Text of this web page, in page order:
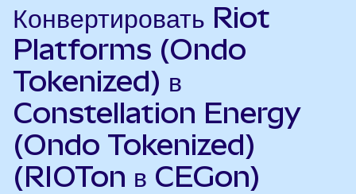
Конвертировать Riot
Platforms (Ondo
Tokenized) в
Constellation Energy
(Ondo Tokenized)
(RIOTon в CEGon)